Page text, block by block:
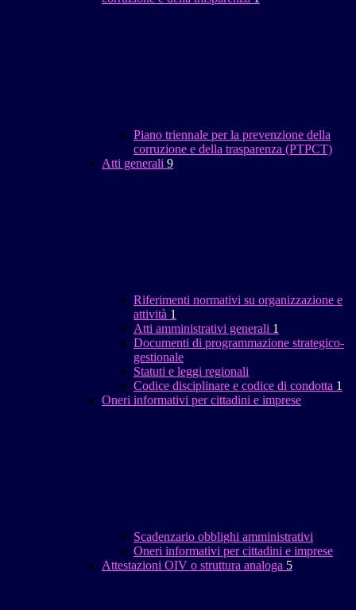
Piano triennale per la prevenzione della
corruzione e della trasparenza (PTPCT)
Atti generali 9
Riferimenti normativi su organizzazione e
attività 1
Atti amministrativi generali 1
Documenti di programmazione strategico-
gestionale
Statuti e leggi regionali
Codice disciplinare e codice di condotta 1
Oneri informativi per cittadini e imprese
Scadenzario obblighi amministrativi
Oneri informativi per cittadini e imprese
Attestazioni OIV o struttura analoga 5